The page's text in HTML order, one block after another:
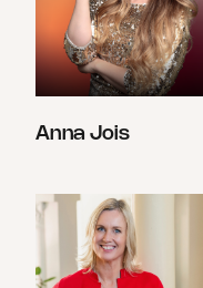
Anna Jois